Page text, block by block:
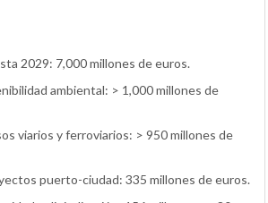
2029: 7,000 millones de euros.
ambiental: > 1,000 millones de
viarios y ferroviarios: > 950 millones de
puerto-ciudad: 335 millones de euros.